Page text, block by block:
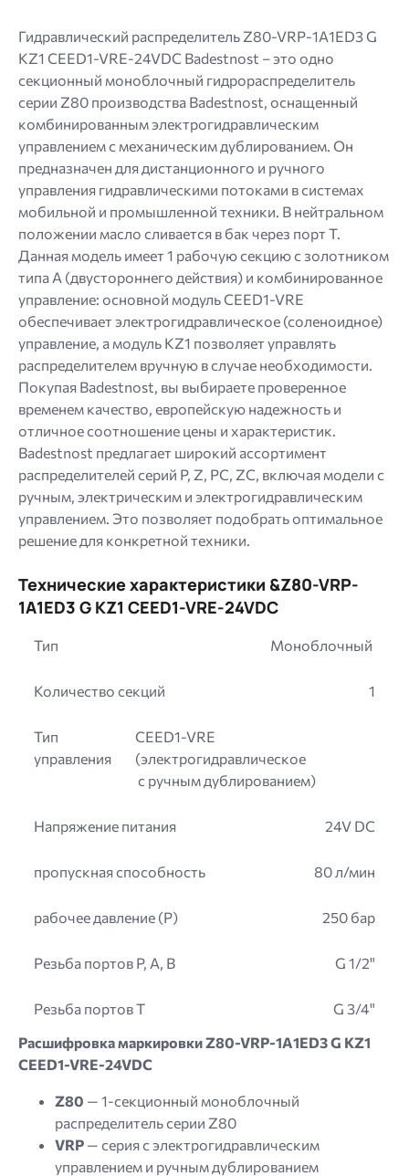
Гидравлический распределитель Z80-VRP-1A1ED3 G
KZ1 CEED1-VRE-24VDC Badestnost – это одно
секционный моноблочный гидрораспределитель
серии Z80 производства Badestnost, оснащенный
комбинированным электрогидравлическим
управлением с механическим дублированием. Он
предназначен для дистанционного и ручного
управления гидравлическими потоками в системах
мобильной и промышленной техники. В нейтральном
положении масло сливается в бак через порт Т.
Данная модель имеет 1 рабочую секцию с золотником
типа A (двустороннего действия) и комбинированное
управление: основной модуль CEED1-VRE
обеспечивает электрогидравлическое (соленоидное)
управление, а модуль KZ1 позволяет управлять
распределителем вручную в случае необходимости.
Покупая Badestnost, вы выбираете проверенное
временем качество, европейскую надежность и
отличное соотношение цены и характеристик.
Badestnost предлагает широкий ассортимент
распределителей серий P, Z, PC, ZC, включая модели с
ручным, электрическим и электрогидравлическим
управлением. Это позволяет подобрать оптимальное
решение для конкретной техники.
Технические характеристики &Z80-VRP-
1A1ED3 G KZ1 CEED1-VRE-24VDC
Тип Моноблочный
Количество секций 1
Тип
управления
CEED1-VRE
(электрогидравлическое
с ручным дублированием)
Напряжение питания 24V DC
пропускная способность 80 л/мин
рабочее давление (P) 250 бар
Резьба портов P, A, B G 1/2"
Резьба портов T
G 3/4"
Расшифровка маркировки Z80-VRP-1A1ED3 G KZ1
CEED1-VRE-24VDC
Z80 — 1-секционный моноблочный
распределитель серии Z80
VRP — серия с электрогидравлическим
управлением и ручным дублированием